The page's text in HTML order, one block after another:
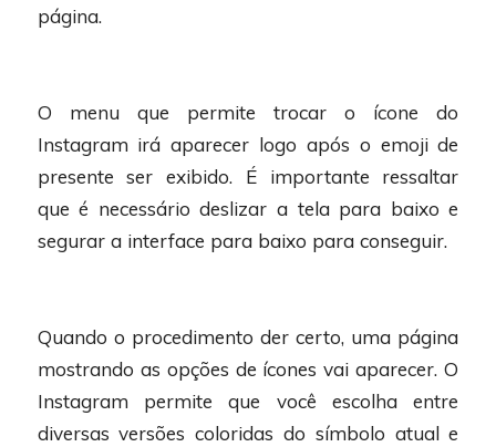
página.
O menu que permite trocar o ícone do
Instagram irá aparecer logo após o emoji de
presente ser exibido. É importante ressaltar
que é necessário deslizar a tela para baixo e
segurar a interface para baixo para conseguir.
Quando o procedimento der certo, uma página
mostrando as opções de ícones vai aparecer. O
Instagram permite que você escolha entre
diversas versões coloridas do símbolo atual e